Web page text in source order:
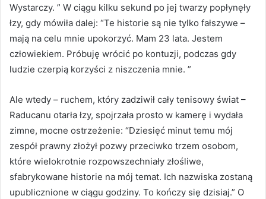
Wystarczy. ” W ciągu kilku sekund po jej twarzy popłynęły
łzy, gdy mówiła dalej: “Te historie są nie tylko fałszywe –
mają na celu mnie upokorzyć. Mam 23 lata. Jestem
człowiekiem. Próbuję wrócić po kontuzji, podczas gdy
ludzie czerpią korzyści z niszczenia mnie. ”
Ale wtedy – ruchem, który zadziwił cały tenisowy świat –
Raducanu otarła łzy, spojrzała prosto w kamerę i wydała
zimne, mocne ostrzeżenie: “Dziesięć minut temu mój
zespół prawny złożył pozwy przeciwko trzem osobom,
które wielokrotnie rozpowszechniały złośliwe,
sfabrykowane historie na mój temat. Ich nazwiska zostaną
upublicznione w ciągu godziny. To kończy się dzisiaj.” O